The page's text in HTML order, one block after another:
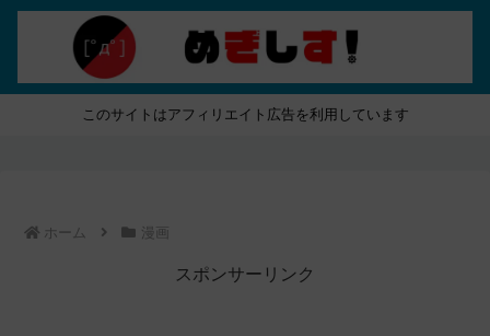
このサイトはアフィリエイト広告を利用しています
ホーム 漫画
スポンサーリンク